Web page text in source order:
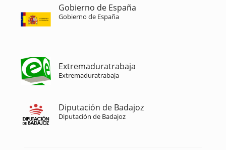
Gobierno de España
Gobierno de España
Extremaduratrabaja
Extremaduratrabaja
Diputación de Badajoz
Diputación de Badajoz